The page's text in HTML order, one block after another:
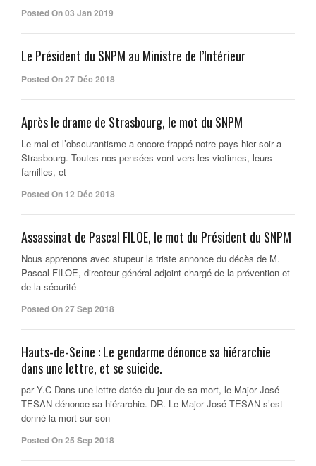
Posted On 03 Jan 2019
Le Président du SNPM au Ministre de l’Intérieur
Posted On 27 Déc 2018
Après le drame de Strasbourg, le mot du SNPM
Le mal et l’obscurantisme a encore frappé notre pays hier soir a
Strasbourg. Toutes nos pensées vont vers les victimes, leurs
familles, et
Posted On 12 Déc 2018
Assassinat de Pascal FILOE, le mot du Président du SNPM
Nous apprenons avec stupeur la triste annonce du décès de M.
Pascal FILOE, directeur général adjoint chargé de la prévention et
de la sécurité
Posted On 27 Sep 2018
Hauts-de-Seine : Le gendarme dénonce sa hiérarchie
dans une lettre, et se suicide.
par Y.C Dans une lettre datée du jour de sa mort, le Major José
TESAN dénonce sa hiérarchie. DR. Le Major José TESAN s’est
donné la mort sur son
Posted On 25 Sep 2018